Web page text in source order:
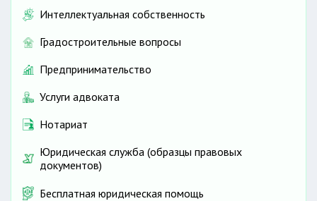
Интеллектуальная собственность
Градостроительные вопросы
Предпринимательство
Услуги адвоката
Нотариат
Юридическая служба (образцы правовых
документов)
Бесплатная юридическая помощь